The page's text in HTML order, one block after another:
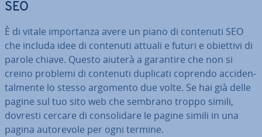
SEO
È di vitale im­por­tan­za avere un piano di contenuti SEO
che includa idee di contenuti attuali e futuri e obiettivi di
parole chiave. Questo aiuterà a garantire che non si
creino problemi di contenuti duplicati coprendo ac­ci­den­
tal­men­te lo stesso argomento due volte. Se hai già delle
pagine sul tuo sito web che sembrano troppo simili,
dovresti cercare di con­so­li­da­re le pagine simili in una
pagina au­to­re­vo­le per ogni termine.